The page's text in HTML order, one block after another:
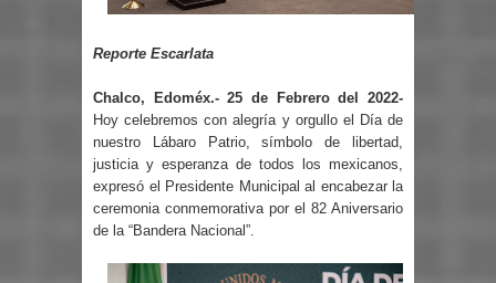
Reporte Escarlata
Chalco, Edoméx.- 25 de Febrero del 2022-
Hoy celebremos con alegría y orgullo el Día de
nuestro Lábaro Patrio, símbolo de libertad,
justicia y esperanza de todos los mexicanos,
expresó el Presidente Municipal al encabezar la
ceremonia conmemorativa por el 82 Aniversario
de la “Bandera Nacional”.